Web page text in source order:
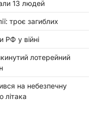
13 людей
троє загиблих
РФ у війні
лотерейний
на небезпечну
літака